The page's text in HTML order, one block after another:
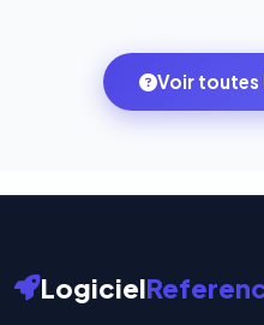
ambitions du moment —
votre historique.
monde. Vos données
par nos serveurs — elles
Voir toutes
Logiciel